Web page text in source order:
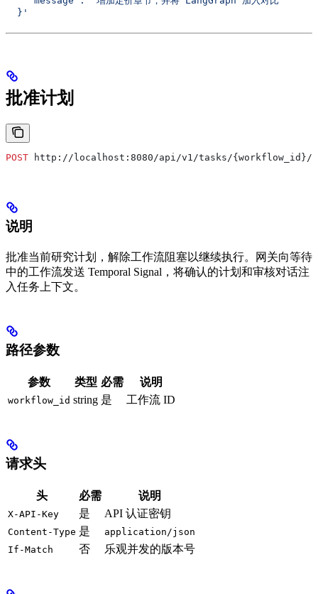
  }'
批准计划
POST http://localhost:8080/api/v1/tasks/{workflow_id}/
说明
批准当前研究计划，解除工作流阻塞以继续执行。网关向等待
中的工作流发送 Temporal Signal，将确认的计划和审核对话注
入任务上下文。
路径参数
参数 类型 必需 说明
workflow_id string 是 工作流 ID
请求头
头 必需 说明
X-API-Key 是 API 认证密钥
Content-Type 是
application/json
If-Match
否 乐观并发的版本号